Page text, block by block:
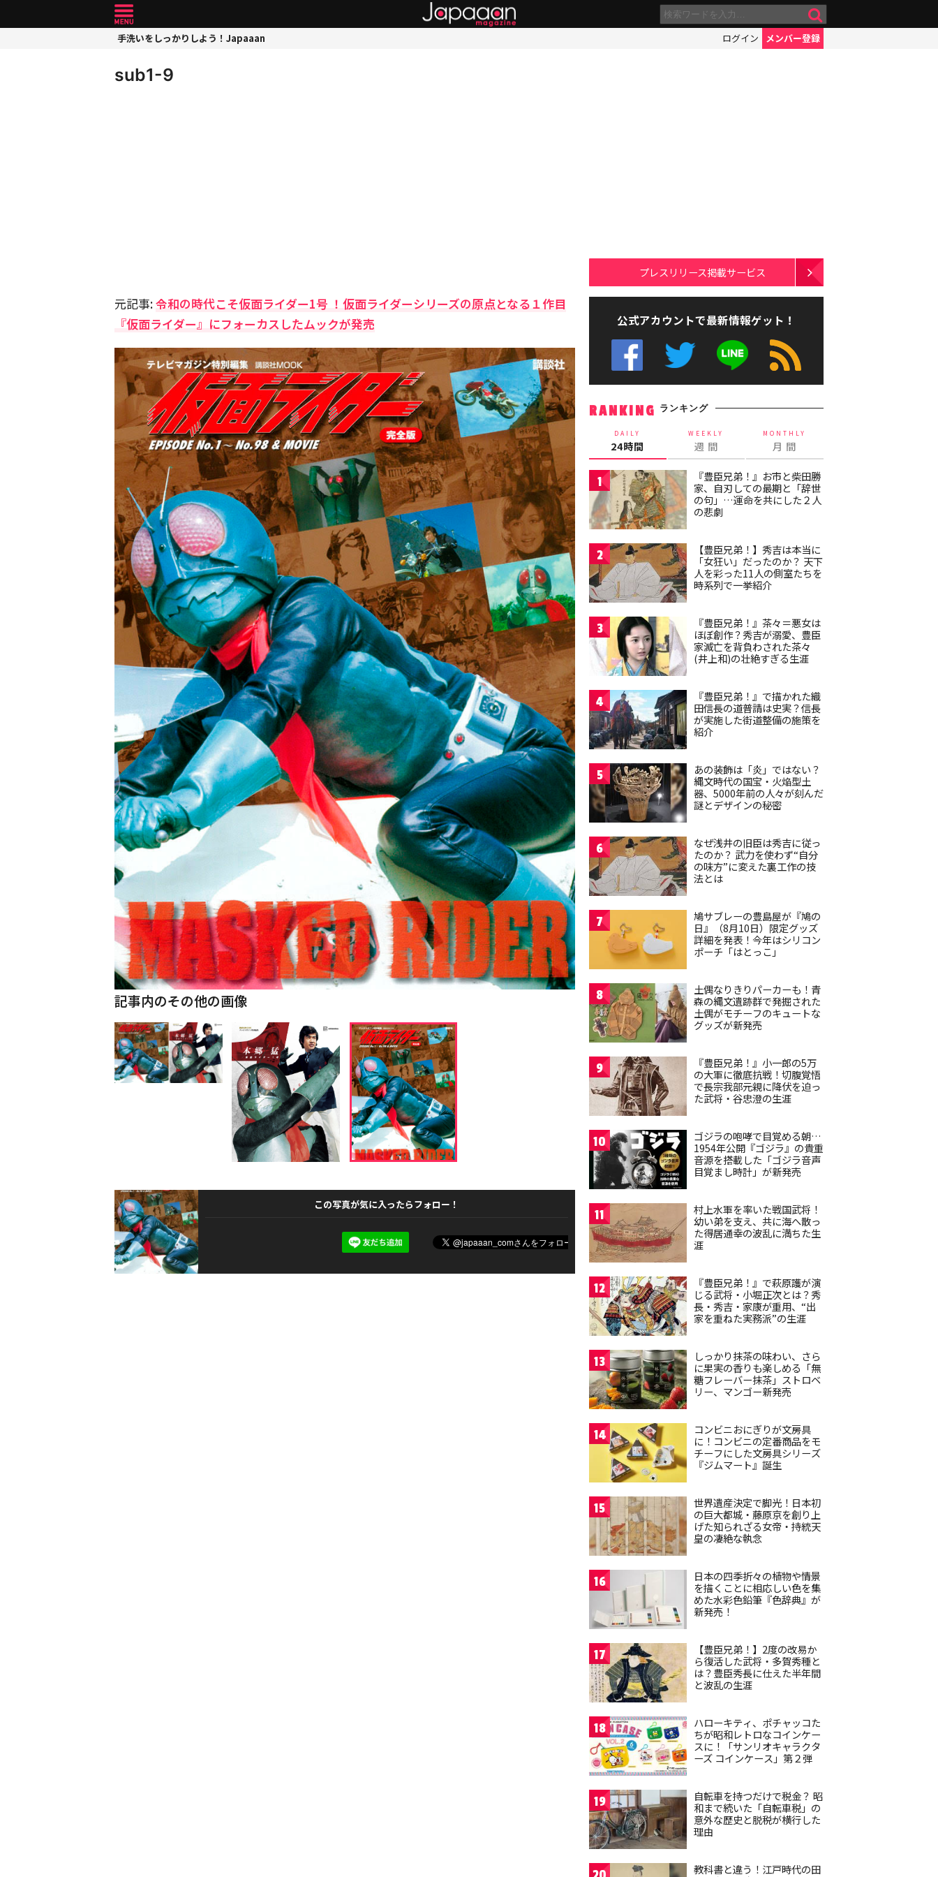
手洗いをしっかりしよう！Japaaan ログイン メンバー登録
sub1-9
元記事:令和の時代こそ仮面ライダー1号 ！仮面ライダーシリーズの原点となる１作目
『仮面ライダー』にフォーカスしたムックが発売
記事内のその他の画像
この写真が気に入ったらフォロー！
プレスリリース掲載サービス
公式アカウントで最新情報ゲット！
RANKING ランキング
DAILY
24時間
WEEKLY
週 間
MONTHLY
月 間
1
『豊臣兄弟！』お市と柴田勝
家、自刃しての最期と「辞世
の句」…運命を共にした２人
の悲劇
2
【豊臣兄弟！】秀吉は本当に
「女狂い」だったのか？ 天下
人を彩った11人の側室たちを
時系列で一挙紹介
3
『豊臣兄弟！』茶々＝悪女は
ほぼ創作？秀吉が溺愛、豊臣
家滅亡を背負わされた茶々
(井上和)の壮絶すぎる生涯
4
『豊臣兄弟！』で描かれた織
田信長の道普請は史実？信長
が実施した街道整備の施策を
紹介
5
あの装飾は「炎」ではない？
縄文時代の国宝・火焔型土
器、5000年前の人々が刻んだ
謎とデザインの秘密
6
なぜ浅井の旧臣は秀吉に従っ
たのか？ 武力を使わず“自分
の味方”に変えた裏工作の技
法とは
7
鳩サブレーの豊島屋が『鳩の
日』（8月10日）限定グッズ
詳細を発表！今年はシリコン
ポーチ「はとっこ」
8
土偶なりきりパーカーも！青
森の縄文遺跡群で発掘された
土偶がモチーフのキュートな
グッズが新発売
9
『豊臣兄弟！』小一郎の5万
の大軍に徹底抗戦！切腹覚悟
で長宗我部元親に降伏を迫っ
た武将・谷忠澄の生涯
10
ゴジラの咆哮で目覚める朝…
1954年公開『ゴジラ』の貴重
音源を搭載した「ゴジラ音声
目覚まし時計」が新発売
11
村上水軍を率いた戦国武将！
幼い弟を支え、共に海へ散っ
た得居通幸の波乱に満ちた生
涯
12
『豊臣兄弟！』で萩原護が演
じる武将・小堀正次とは？秀
長・秀吉・家康が重用、“出
家を重ねた実務派”の生涯
13
しっかり抹茶の味わい、さら
に果実の香りも楽しめる「無
糖フレーバー抹茶」ストロベ
リー、マンゴー新発売
14
コンビニおにぎりが文房具
に！コンビニの定番商品をモ
チーフにした文房具シリーズ
『ジムマート』誕生
15
世界遺産決定で脚光！日本初
の巨大都城・藤原京を創り上
げた知られざる女帝・持統天
皇の凄絶な執念
16
日本の四季折々の植物や情景
を描くことに相応しい色を集
めた水彩色鉛筆『色辞典』が
新発売！
17
【豊臣兄弟！】2度の改易か
ら復活した武将・多賀秀種と
は？豊臣秀長に仕えた半年間
と波乱の生涯
18
ハローキティ、ポチャッコた
ちが昭和レトロなコインケー
スに！「サンリオキャラクタ
ーズ コインケース」第２弾
19
自転車を持つだけで税金？ 昭
和まで続いた「自転車税」の
意外な歴史と脱税が横行した
理由
教科書と違う！江戸時代の田